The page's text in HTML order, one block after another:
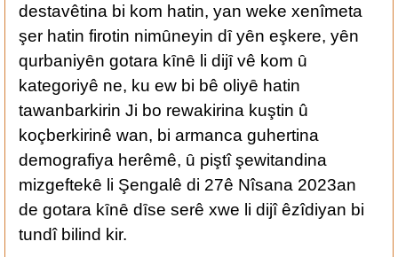
destavêtina bi kom hatin, yan weke xenîmeta
şer hatin firotin nimȗneyin dȋ yȇn eşkere, yȇn
qurbaniyȇn gotara kȋnȇ li dijȋ vê kom ȗ
kategoriyê ne, ku ew bi bê oliyȇ hatin
tawanbarkirin Ji bo rewakirina kuştin û
koçberkirinê wan, bi armanca guhertina
demografiya herêmê, ȗ piştî şewitandina
mizgeftekȇ li Şengalê di 27ê Nîsana 2023an
de gotara kȋnȇ dȋse serê xwe li dijî êzîdiyan bi
tundî bilind kir.